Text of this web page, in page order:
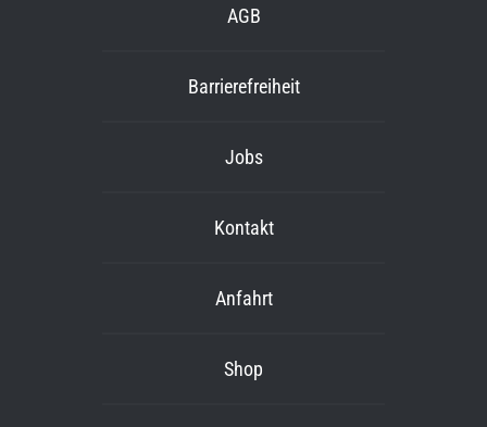
AGB
Barrierefreiheit
Jobs
Kontakt
Anfahrt
Shop